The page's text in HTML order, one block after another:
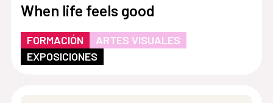
When life feels good
FORMACIÓN
ARTES VISUALES
EXPOSICIONES